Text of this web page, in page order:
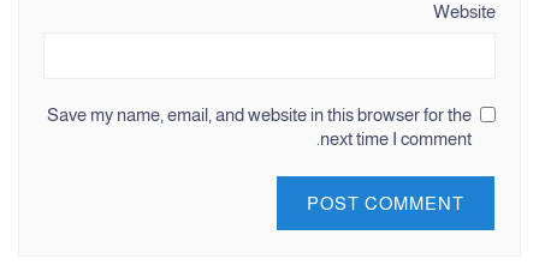
Website
Save my name, email, and website in this browser for the
next time I comment.